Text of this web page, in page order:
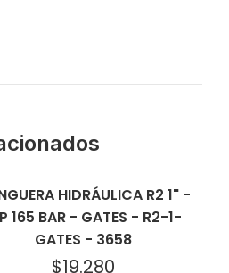
HIDRÁULICA R2 1" -
165 BAR - GATES - R2-1-
GATES - 3658
$19.280